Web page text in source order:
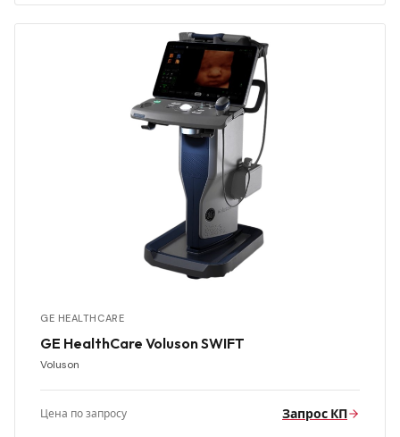
GE HEALTHCARE
GE HealthCare Voluson SWIFT
Voluson
Цена по запросу Запрос КП